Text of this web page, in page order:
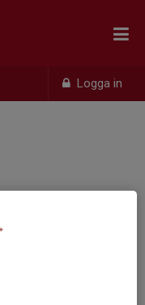
Logga in